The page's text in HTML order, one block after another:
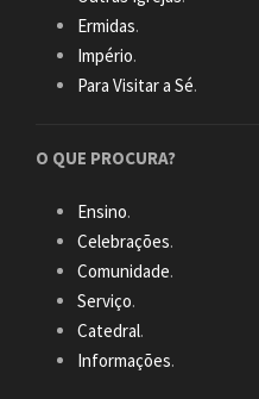
Ermidas.
Império.
Para Visitar a Sé.
O QUE PROCURA?
Ensino.
Celebrações.
Comunidade.
Serviço.
Catedral.
Informações.